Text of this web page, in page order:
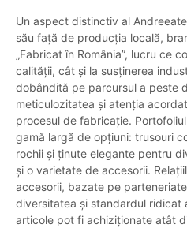
Un aspect distinctiv al
său față de producția locală,
„Fabricat în România”, lucru ce
calității, cât și la susținerea
dobândită pe parcursul a peste
meticulozitatea și atenția
procesul de fabricație.
gamă largă de opțiuni: trusouri
rochii și ținute elegante pentru
și o varietate de accesorii.
accesorii, bazate pe
diversitatea și standardul ridicat
articole pot fi achiziționate atât